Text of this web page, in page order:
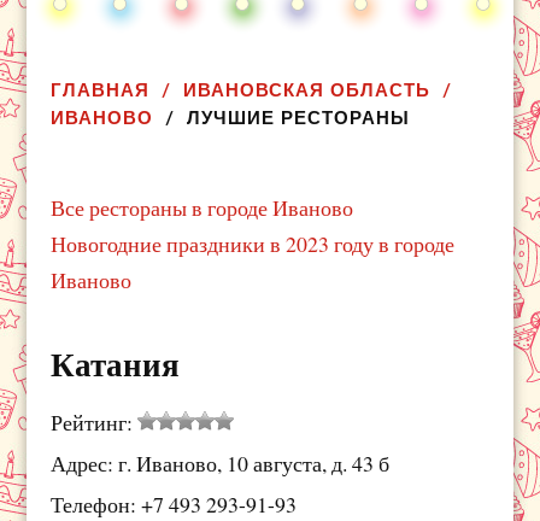
ГЛАВНАЯ
ИВАНОВСКАЯ ОБЛАСТЬ
ИВАНОВО
ЛУЧШИЕ РЕСТОРАНЫ
Все рестораны в городе Иваново
Новогодние праздники в 2023 году в городе
Иваново
Катания
Рейтинг:
Адрес: г. Иваново, 10 августа, д. 43 б
Телефон: +7 493 293-91-93